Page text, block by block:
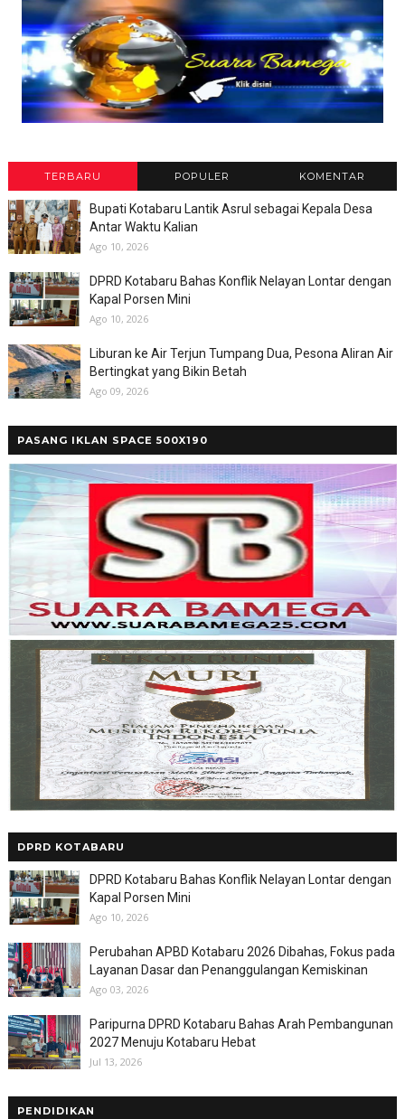
TERBARU POPULER KOMENTAR
Bupati Kotabaru Lantik Asrul sebagai Kepala Desa
Antar Waktu Kalian
Ago 10, 2026
DPRD Kotabaru Bahas Konflik Nelayan Lontar dengan
Kapal Porsen Mini
Ago 10, 2026
Liburan ke Air Terjun Tumpang Dua, Pesona Aliran Air
Bertingkat yang Bikin Betah
Ago 09, 2026
PASANG IKLAN SPACE 500X190
DPRD KOTABARU
DPRD Kotabaru Bahas Konflik Nelayan Lontar dengan
Kapal Porsen Mini
Ago 10, 2026
Perubahan APBD Kotabaru 2026 Dibahas, Fokus pada
Layanan Dasar dan Penanggulangan Kemiskinan
Ago 03, 2026
Paripurna DPRD Kotabaru Bahas Arah Pembangunan
2027 Menuju Kotabaru Hebat
Jul 13, 2026
PENDIDIKAN